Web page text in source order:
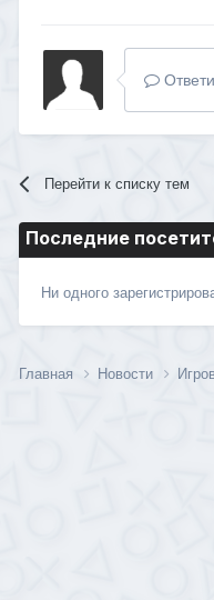
Перейти к списку тем
Последние
Ни одного
Главная Новости